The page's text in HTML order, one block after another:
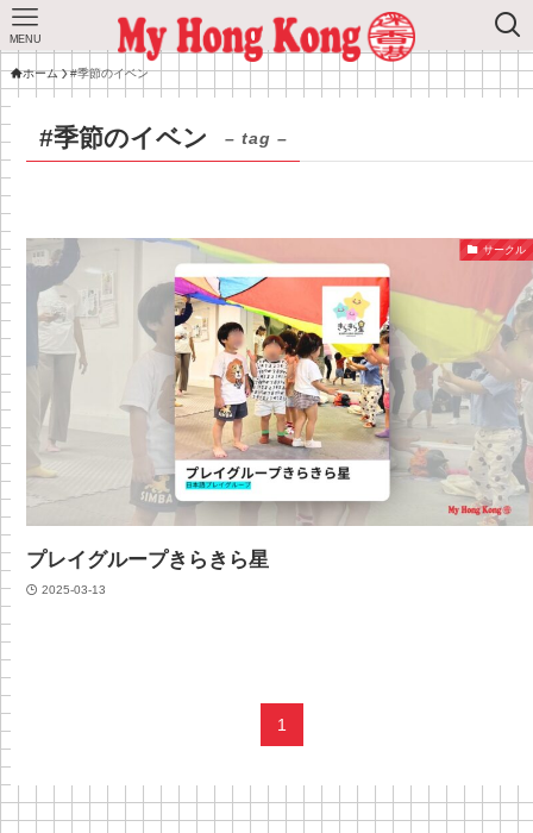
MENU
ホーム #季節のイベン
#季節のイベン – tag –
サークル
プレイグループきらきら星
2025-03-13
1